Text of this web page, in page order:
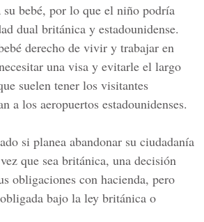
su bebé, por lo que el niño podría
dual británica y estadounidense.
derecho de vivir y trabajar en
una visa y evitarle el largo
suelen tener los visitantes
a los aeropuertos estadounidenses.
si planea abandonar su ciudadanía
que sea británica, una decisión
obligaciones con hacienda, pero
bajo la ley británica o